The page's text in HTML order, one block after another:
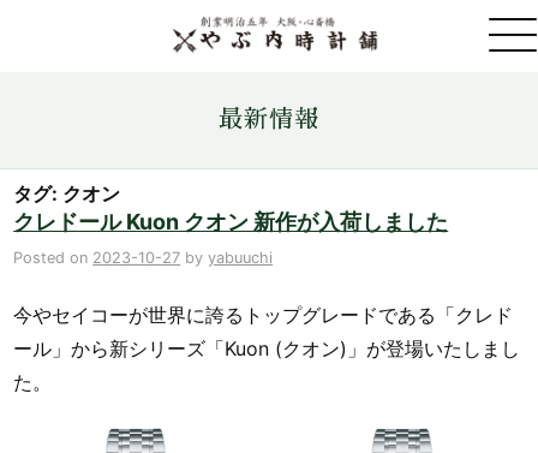
金・プラチナ・コイン売買
店舗情報
最新情報
ONLINE STORE
最新情報
タグ: クオン
クレドール Kuon クオン 新作が入荷しました
Posted on 2023-10-27 byyabuuchi
今やセイコーが世界に誇るトップグレードである「クレド
ール」から新シリーズ「Kuon (クオン)」が登場いたしまし
た。